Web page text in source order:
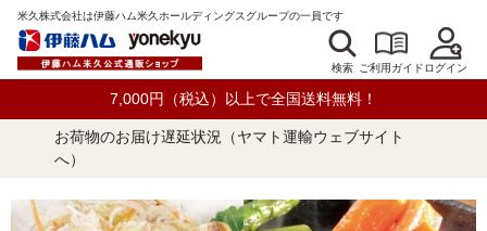
米久株式会社は伊藤ハム米久ホールディングスグループの一員です
検索 ご利用ガイドログイン
7,000円（税込）以上で全国送料無料！
お荷物のお届け遅延状況（ヤマト運輸ウェブサイト
へ）